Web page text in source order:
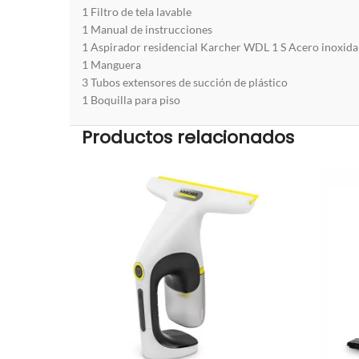
1 Filtro de tela lavable
1 Manual de instrucciones
1 Aspirador residencial Karcher WDL 1 S Acero
1 Manguera
3 Tubos extensores de succión de plástico
1 Boquilla para piso
Productos relacionados